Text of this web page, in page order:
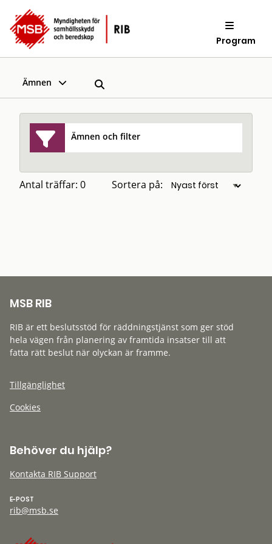
Program
Ämnen
Ämnen och filter
Antal träffar: 0 Sortera på:
MSB RIB
RIB är ett beslutsstöd för räddningstjänst som ger stöd
hela vägen från planering av framtida insatser till att
fatta rätt beslut när olyckan är framme.
Tillgänglighet
Cookies
Behöver du hjälp?
Kontakta RIB Support
E-POST
rib@msb.se